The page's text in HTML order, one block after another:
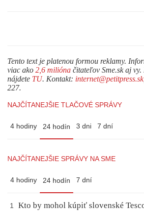
Tento text je platenou formou reklamy.
viac ako 2,6 milióna čitateľov Sme.sk aj
nájdete TU. Kontakt: internet@petitpress.sk
227.
NAJČÍTANEJŠIE TLAČOVÉ SPRÁVY
4 hodiny 24 hodín 3 dni 7 dní
NAJČÍTANEJŠIE SPRÁVY NA SME
4 hodiny 24 hodín 7 dní
1
Kto by mohol kúpiť slovenské